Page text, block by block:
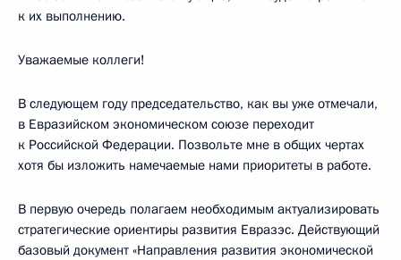
к их выполнению.
Уважаемые коллеги!
В следующем году председательство, как вы уже отмечали,
в Евразийском экономическом союзе переходит
к Российской Федерации. Позвольте мне в общих чертах
хотя бы изложить намечаемые нами приоритеты в работе.
В первую очередь полагаем необходимым актуализировать
стратегические ориентиры развития Евразэс. Действующий
базовый документ «Направления развития экономической